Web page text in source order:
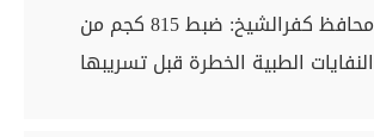
محافظ كفرالشيخ: ضبط 815 كجم من
النفايات الطبية الخطرة قبل تسريبها